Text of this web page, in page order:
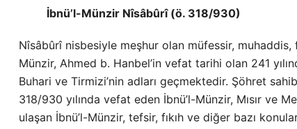
İbnü’l-Münzir Nîsâbûrî (ö. 318/930)
Nîsâbûrî nisbesiyle meşhur olan müfessir,
Münzir, Ahmed b. Hanbel’in vefat tarihi olan 241
Buhari ve Tirmizi’nin adları geçmektedir. Şöhret
318/930 yılında vefat eden İbnü’l-Münzir, Mısır ve
ulaşan İbnü’l-Münzir, tefsir, fıkıh ve diğer bazı